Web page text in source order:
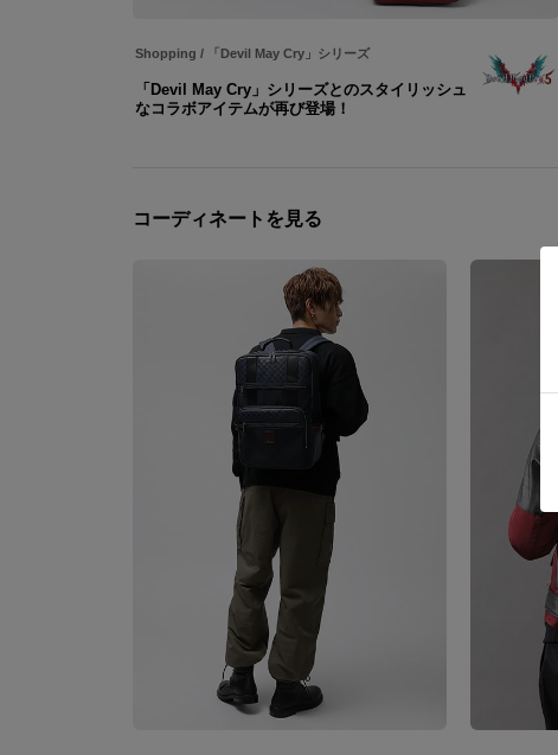
Shopping / 「Devil May Cry」シリーズ
「Devil May Cry」シリーズとのスタイリッシュ
なコラボアイテムが再び登場！
コーディネートを見る